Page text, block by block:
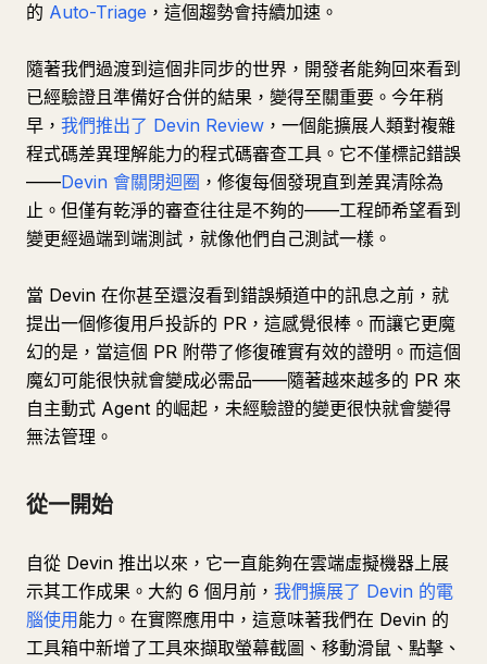
的 Auto-Triage ，這個趨勢會持續加速。
隨著我們過渡到這個非同步的世界，開發者能夠回來看到
已經驗證且準備好合併的結果，變得至關重要。今年稍
早， 我們推出了 Devin Review ，一個能擴展人類對複雜
程式碼差異理解能力的程式碼審查工具。它不僅標記錯誤
——Devin 會關閉迴圈 ，修復每個發現直到差異清除為
止。但僅有乾淨的審查往往是不夠的——工程師希望看到
變更經過端到端測試，就像他們自己測試一樣。
當 Devin 在你甚至還沒看到錯誤頻道中的訊息之前，就
提出一個修復用戶投訴的 PR，這感覺很棒。而讓它更魔
幻的是，當這個 PR 附帶了修復確實有效的證明。而這個
魔幻可能很快就會變成必需品——隨著越來越多的 PR 來
自主動式 Agent 的崛起，未經驗證的變更很快就會變得
無法管理。
從一開始
自從 Devin 推出以來，它一直能夠在雲端虛擬機器上展
示其工作成果。大約 6 個月前， 我們擴展了 Devin 的電
腦使用 能力。在實際應用中，這意味著我們在 Devin 的
工具箱中新增了工具來擷取螢幕截圖、移動滑鼠、點擊、